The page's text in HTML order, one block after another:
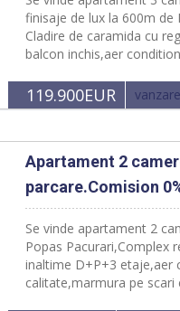
finisaje de lux la 600m de
Cladire de caramida cu
balcon inchis,aer
119.900EUR vanzare
Apartament 2
parcare.Comision
Se vinde apartament 2
Popas Pacurari,Complex
inaltime D+P+3 etaje,aer
calitate,marmura pe